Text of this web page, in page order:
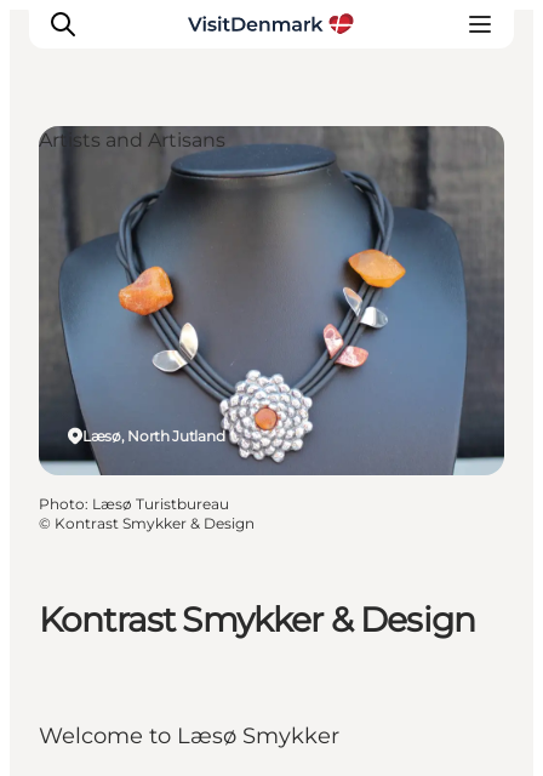
Inspirations
Destinations
Quoi faire
Hébergements
Planifiez votre voyage
Kontrast Smykker & Design
Welcome to Læsø Smykker
Læsø, North Jutland
Artists and Artisans
Photo: Læsø Turistbureau
© Kontrast Smykker & Design